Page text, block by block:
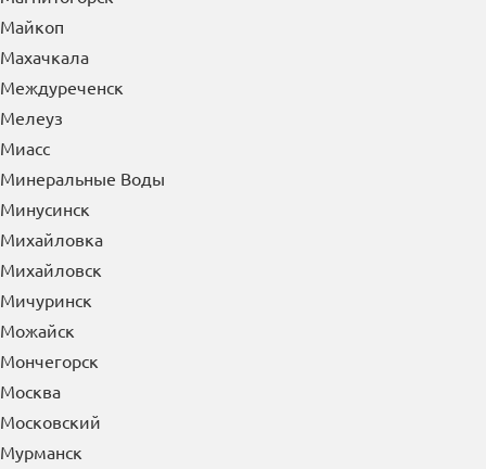
Майкоп
Махачкала
Междуреченск
Мелеуз
Миасс
Минеральные Воды
Минусинск
Михайловка
Михайловск
Мичуринск
Можайск
Мончегорск
Москва
Московский
Мурманск